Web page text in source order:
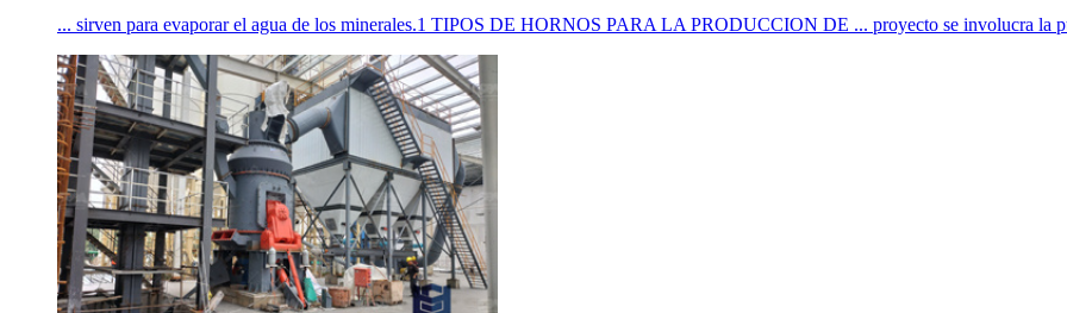
... sirven para evaporar el agua de los minerales.1 TIPOS DE HORNOS PARA LA PRODUCCION DE ... proyecto se involucra la